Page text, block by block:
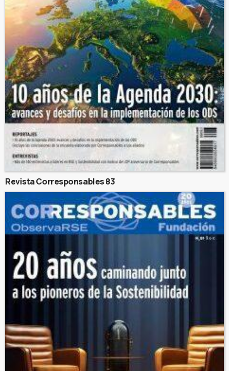
Revista Corresponsables 83